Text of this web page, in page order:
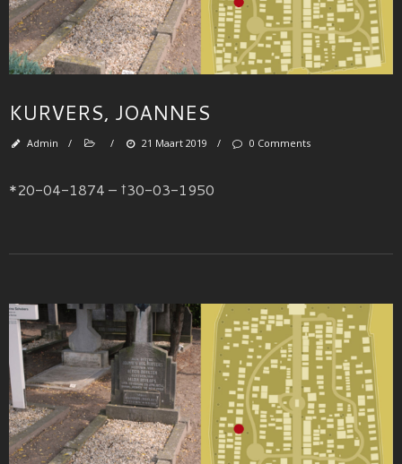
KURVERS, JOANNES
Admin / / 21 Maart 2019 / 0 Comments
*20-04-1874 – †30-03-1950